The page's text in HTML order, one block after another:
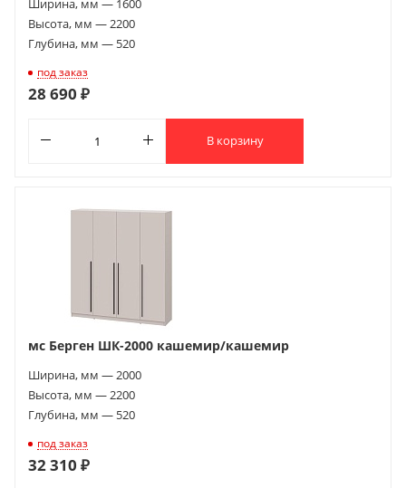
Ширина, мм — 1600
Высота, мм — 2200
Глубина, мм — 520
под заказ
28 690 ₽
В корзину
мс Берген ШК-2000 кашемир/кашемир
Ширина, мм — 2000
Высота, мм — 2200
Глубина, мм — 520
под заказ
32 310 ₽